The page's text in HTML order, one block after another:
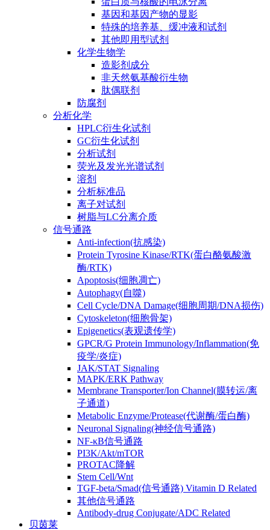
基因和基因产物的显影
特殊的培养基、缓冲液和试剂
其他即用型试剂
化学生物学
造影剂成分
非天然氨基酸衍生物
肽偶联剂
防腐剂
分析化学
HPLC衍生化试剂
GC衍生化试剂
分析试剂
荧光及发光光谱试剂
溶剂
分析标准品
离子对试剂
树脂与LC分离介质
信号通路
Anti-infection(抗感染)
Protein Tyrosine Kinase/RTK(蛋白酪氨酸激
酶/RTK)
Apoptosis(细胞凋亡)
Autophagy(自噬)
Cell Cycle/DNA Damage(细胞周期/DNA损伤)
Cytoskeleton(细胞骨架)
Epigenetics(表观遗传学)
GPCR/G Protein Immunology/Inflammation(免
疫学/炎症)
JAK/STAT Signaling
MAPK/ERK Pathway
Membrane Transporter/Ion Channel(膜转运/离
子通道)
Metabolic Enzyme/Protease(代谢酶/蛋白酶)
Neuronal Signaling(神经信号通路)
NF-κB信号通路
PI3K/Akt/mTOR
PROTAC降解
Stem Cell/Wnt
TGF-beta/Smad(信号通路) Vitamin D Related
其他信号通路
Antibody-drug Conjugate/ADC Related
贝茵莱